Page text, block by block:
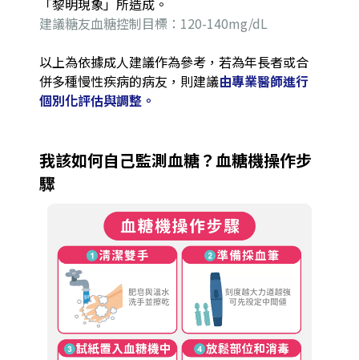
建議糖友血糖控制目標：120-140mg/dL
以上為依據成人建議作為參考，若為年長者或合
併多種慢性疾病的病友，則建議由專業醫師進行
個別化評估與調整。
我該如何自己監測血糖？血糖機操作步
驟